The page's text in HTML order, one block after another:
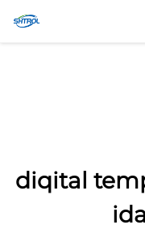
Əlaqə saxlayın
diqital